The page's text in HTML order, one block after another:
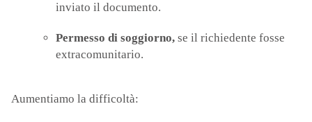
inviato il documento.
Permesso di soggiorno, se il richiedente fosse
extracomunitario.
Aumentiamo la difficoltà: